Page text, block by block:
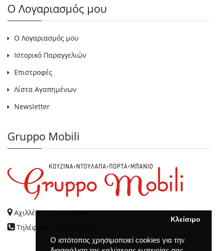
Ο ιστότοπος χρησιμοποιεί cookies για την
Κλείσιμο
Ο Λογαριασμός μου
Ο Λογαριασμός μου
Ιστορικό Παραγγελιών
Επιστροφές
Λίστα Αγαπημένων
Newsletter
Gruppo Mobili
Αχιλλέως 90, ΚΑΛΛΙΘΕΑ
Τηλέφωνο: 210.95.86.615